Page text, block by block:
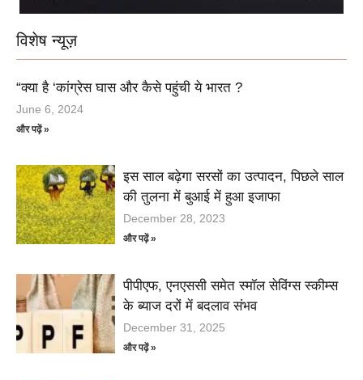
विशेष न्यूज़
“क्या है ‘कांग्रेस घास और कैसे पहुंची ये भारत ?
June 6, 2024
और पढ़ें »
इस साल बढ़ेगा सरसों का उत्पादन, पिछले साल
की तुलना में बुआई में हुआ इजाफा
December 28, 2023
और पढ़ें »
पीपीएफ, एनएससी समेत स्मॉल सेविंग्स स्कीम्स
के ब्याज दरों में बदलाव संभव
December 31, 2025
और पढ़ें »